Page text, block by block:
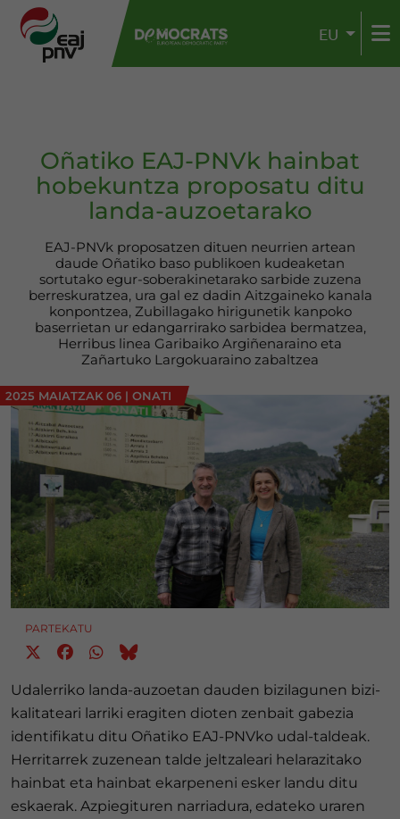
EU
Oñatiko EAJ-PNVk hainbat
hobekuntza proposatu ditu
landa-auzoetarako
EAJ-PNVk proposatzen dituen neurrien artean
daude Oñatiko baso publikoen kudeaketan
sortutako egur-soberakinetarako sarbide zuzena
berreskuratzea, ura gal ez dadin Aitzgaineko kanala
konpontzea, Zubillagako hirigunetik kanpoko
baserrietan ur edangarrirako sarbidea bermatzea,
Herribus linea Garibaiko Argiñenaraino eta
Zañartuko Largokuaraino zabaltzea
2025 MAIATZAK 06 | ONATI
PARTEKATU
Udalerriko landa-auzoetan dauden bizilagunen bizi-
kalitateari larriki eragiten dioten zenbait gabezia
identifikatu ditu Oñatiko EAJ-PNVko udal-taldeak.
Herritarrek zuzenean talde jeltzaleari helarazitako
hainbat eta hainbat ekarpeneni esker landu ditu
eskaerak. Azpiegituren narriadura, edateko uraren